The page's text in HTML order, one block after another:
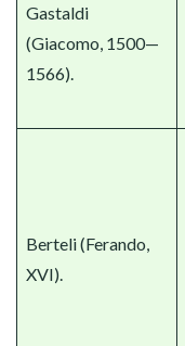
Gastaldi
(Giacomo, 1500—
1566).
Berteli (Ferando,
XVI).